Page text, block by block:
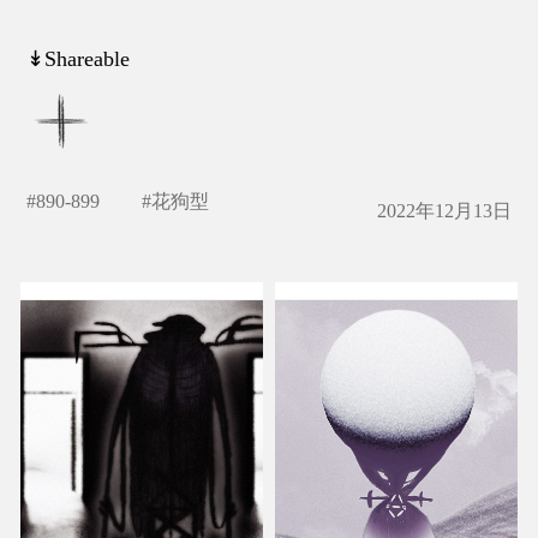
↡Shareable
#890-899 #花狗型 2022年12月13日